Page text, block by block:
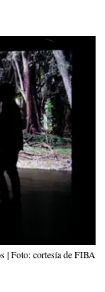
| Foto: cortesía de FIBA